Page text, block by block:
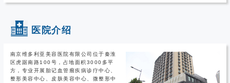
医院介绍
南京维多利亚美容医院有限公司位于秦淮
区虎踞南路100号，占地面积3000多平
方，专业开展胎记血管瘤疾病诊疗中心、
整形美容中心、皮肤美容中心、微整形中